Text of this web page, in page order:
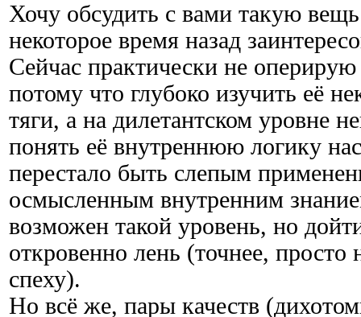
Хочу обсудить с вами такую
некоторое время назад
Сейчас практически не
потому что глубоко изучить её
тяги, а на дилетантском уровне
понять её внутреннюю логику
перестало быть слепым
осмысленным внутренним
возможен такой уровень, но
откровенно лень (точнее, просто
спеху).
Но всё же, пары качеств